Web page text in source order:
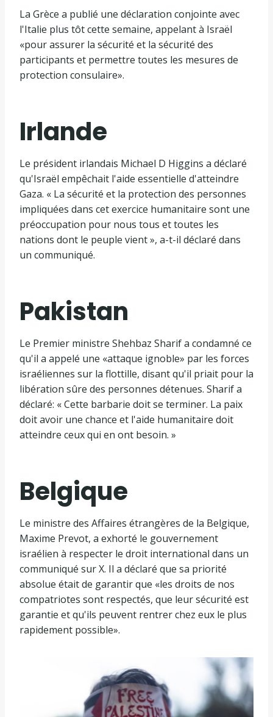
La Grèce a publié une déclaration conjointe avec
l'Italie plus tôt cette semaine, appelant à Israël
«pour assurer la sécurité et la sécurité des
participants et permettre toutes les mesures de
protection consulaire».
Irlande
Le président irlandais Michael D Higgins a déclaré
qu'Israël empêchait l'aide essentielle d'atteindre
Gaza. « La sécurité et la protection des personnes
impliquées dans cet exercice humanitaire sont une
préoccupation pour nous tous et toutes les
nations dont le peuple vient », a-t-il déclaré dans
un communiqué.
Pakistan
Le Premier ministre Shehbaz Sharif a condamné ce
qu'il a appelé une «attaque ignoble» par les forces
israéliennes sur la flottille, disant qu'il priait pour la
libération sûre des personnes détenues. Sharif a
déclaré: « Cette barbarie doit se terminer. La paix
doit avoir une chance et l'aide humanitaire doit
atteindre ceux qui en ont besoin. »
Belgique
Le ministre des Affaires étrangères de la Belgique,
Maxime Prevot, a exhorté le gouvernement
israélien à respecter le droit international dans un
communiqué sur X. Il a déclaré que sa priorité
absolue était de garantir que «les droits de nos
compatriotes sont respectés, que leur sécurité est
garantie et qu'ils peuvent rentrer chez eux le plus
rapidement possible».